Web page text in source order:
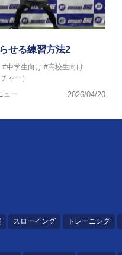
せる練習方法2
#中学生向け #高校生向け
ャー）
ュー
2026/04/20
スローイング トレーニング